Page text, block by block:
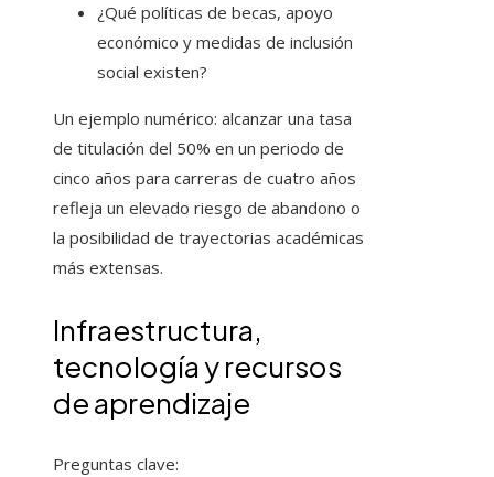
¿Qué políticas de becas, apoyo
económico y medidas de inclusión
social existen?
Un ejemplo numérico: alcanzar una tasa
de titulación del 50% en un periodo de
cinco años para carreras de cuatro años
refleja un elevado riesgo de abandono o
la posibilidad de trayectorias académicas
más extensas.
Infraestructura,
tecnología y recursos
de aprendizaje
Preguntas clave: